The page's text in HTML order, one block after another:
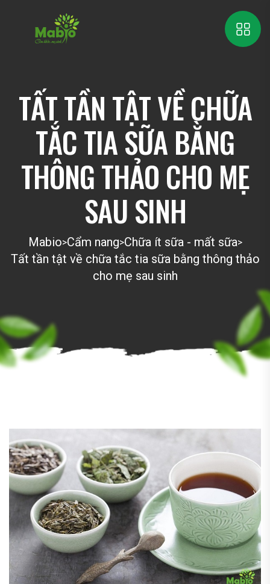
TẤT TẦN TẬT VỀ CHỮA
TẮC TIA SỮA BẰNG
THÔNG THẢO CHO MẸ
SAU SINH
Mabio>Cẩm nang>Chữa ít sữa - mất sữa>
Tất tần tật về chữa tắc tia sữa bằng thông thảo
cho mẹ sau sinh